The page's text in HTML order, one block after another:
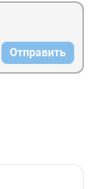
Отправить